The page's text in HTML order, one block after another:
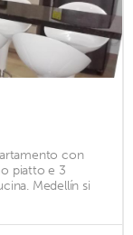
con
piatto e 3
Medellín si